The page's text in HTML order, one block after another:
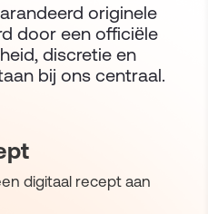
originele
door een officiële
discretie en
bij ons centraal.
digitaal recept aan